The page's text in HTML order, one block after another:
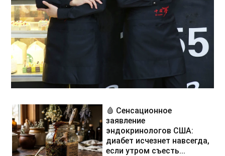
🩸 Сенсационное
заявление
эндокринологов США:
диабет исчезнет навсегда,
если утром съесть...